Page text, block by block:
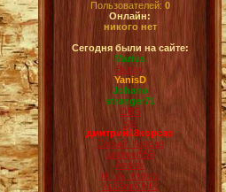
Пользователей: 0
Онлайн:
никого нет
Сегодня были на сайте:
Marius
Bussy
YanisD
Johano
stranger71
OBS
ksil
дмитрий18корсар
Серый_Корсар
andrew950
Andlok
rk_dv_melkiy
Ku33neCHIK